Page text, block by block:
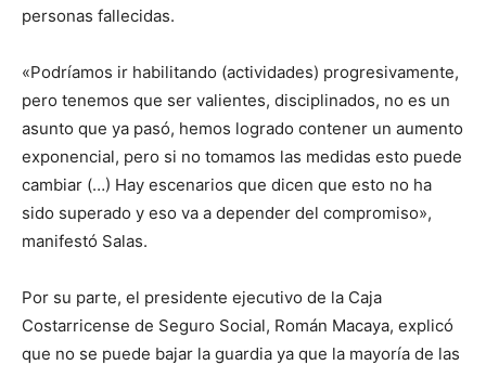
personas fallecidas.
«Podríamos ir habilitando (actividades) progresivamente,
pero tenemos que ser valientes, disciplinados, no es un
asunto que ya pasó, hemos logrado contener un aumento
exponencial, pero si no tomamos las medidas esto puede
cambiar (…) Hay escenarios que dicen que esto no ha
sido superado y eso va a depender del compromiso»,
manifestó Salas.
Por su parte, el presidente ejecutivo de la Caja
Costarricense de Seguro Social, Román Macaya, explicó
que no se puede bajar la guardia ya que la mayoría de las